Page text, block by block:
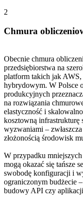
2
Chmura
Obecnie chmura
przedsiębiorstwa na
platform takich jak
hybrydowym. W Polsce
produkcyjnych
na rozwiązania
elastyczność i
kosztowną infrastrukturę
wyzwaniami –
złożonością środowisk
W przypadku
mogą okazać się tańsze
swobodę konfiguracji i
ograniczonym budżecie
budowy API czy